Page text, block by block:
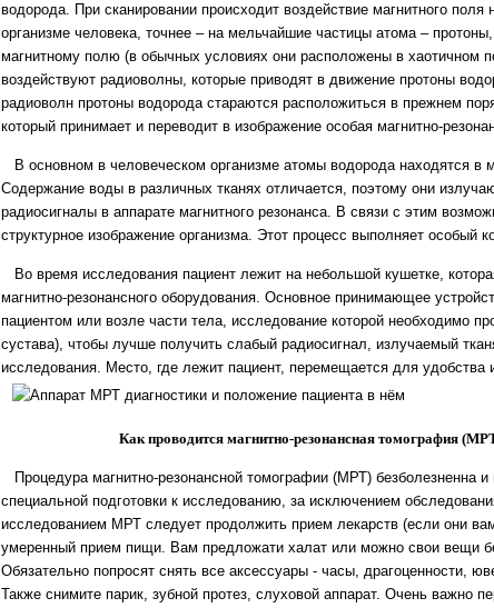
водорода. При сканировании происходит воздействие магнитного
организме человека, точнее – на мельчайшие частицы атома –
магнитному полю (в обычных условиях они расположены в хаотичном
воздействуют радиоволны, которые приводят в движение протоны
радиоволн протоны водорода стараются расположиться в прежнем
который принимает и переводит в изображение особая магнитно-
В основном в человеческом организме атомы водорода находятся в
Содержание воды в различных тканях отличается, поэтому они
радиосигналы в аппарате магнитного резонанса. В связи с этим
структурное изображение организма. Этот процесс выполняет особый
Во время исследования пациент лежит на небольшой кушетке,
магнитно-резонансного оборудования. Основное принимающее
пациентом или возле части тела, исследование которой необходимо
сустава), чтобы лучше получить слабый радиосигнал, излучаемый
исследования. Место, где лежит пациент, перемещается для удобства
Как проводится магнитно-резонансная томография
Процедура магнитно-резонансной томографии (МРТ) безболезненна и
специальной подготовки к исследованию, за исключением
исследованием МРТ следует продолжить прием лекарств (если они
умеренный прием пищи. Вам предложати халат или можно свои вещи
Обязательно попросят снять все аксессуары - часы, драгоценности,
Также снимите парик, зубной протез, слуховой аппарат. Очень важно